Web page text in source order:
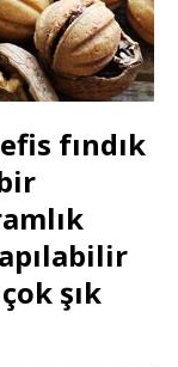
fındık
şık